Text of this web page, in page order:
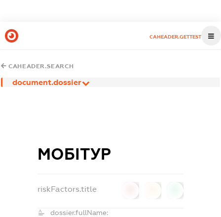
CAHEADER.GETTEST
CAHEADER.SEARCH
document.dossier
МОБІТУР
riskFactors.title
dossier.fullName: